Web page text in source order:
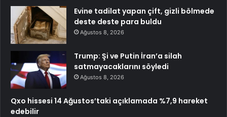
Evine tadilat yapan çift, gizli bölmede
deste deste para buldu
Ağustos 8, 2026
Trump: Şi ve Putin İran’a silah
satmayacaklarını söyledi
Ağustos 8, 2026
Qxo hissesi 14 Ağustos’taki açıklamada %7,9 hareket
edebilir